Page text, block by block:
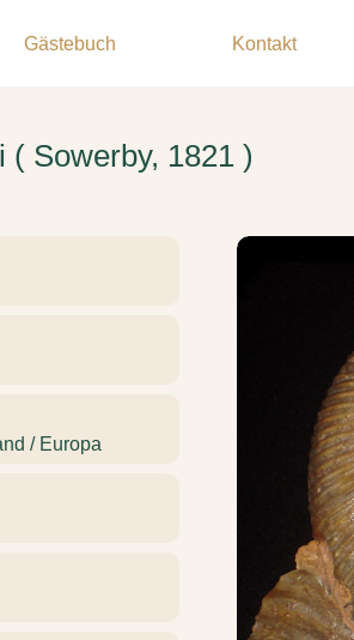
Gästebuch Kontakt
Sowerby, 1821 )
/ Europa